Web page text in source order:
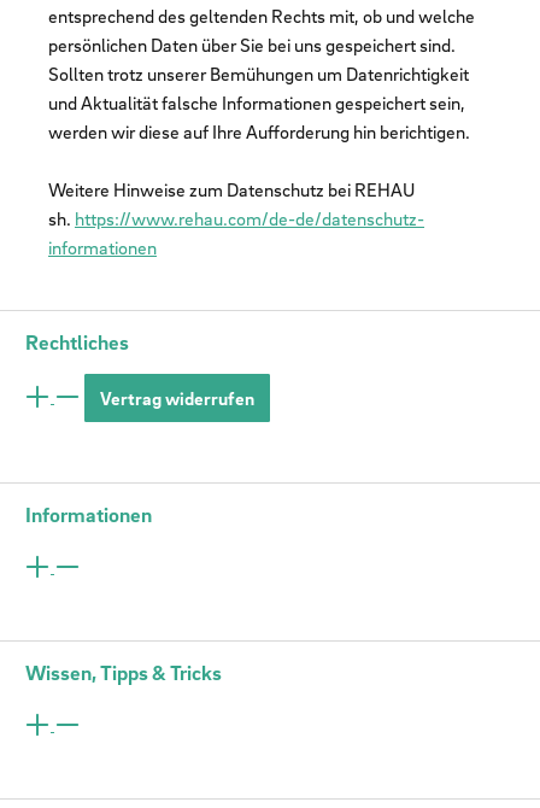
entsprechend des geltenden Rechts mit, ob und welche
persönlichen Daten über Sie bei uns gespeichert sind.
Sollten trotz unserer Bemühungen um Datenrichtigkeit
und Aktualität falsche Informationen gespeichert sein,
werden wir diese auf Ihre Aufforderung hin berichtigen.
Weitere Hinweise zum Datenschutz bei REHAU
sh. https://www.rehau.com/de-de/datenschutz-
informationen
Rechtliches
Vertrag widerrufen
Informationen
Wissen, Tipps & Tricks